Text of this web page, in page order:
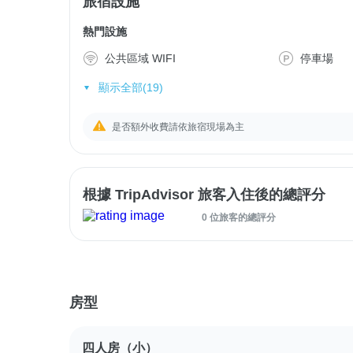
熱門設施
公共區域 WIFI 停車場
顯示全部(19)
是否額外收費請依旅宿現場為主
根據 TripAdvisor 旅客入住後的總評分
0 位旅客的總評分
房型
四人房（小）